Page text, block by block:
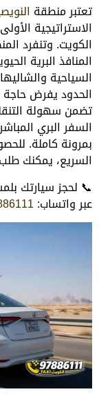
تعتبر منطقة
الاستراتيجية
الكويت. وتنفرد
المنافذ البرية
السياحية
الحدود يفرض
تضمن سهولة
السفر البري
بمرونة كاملة.
السريع، يمكنك
📞 لحجز سيارتك
عبر واتساب: